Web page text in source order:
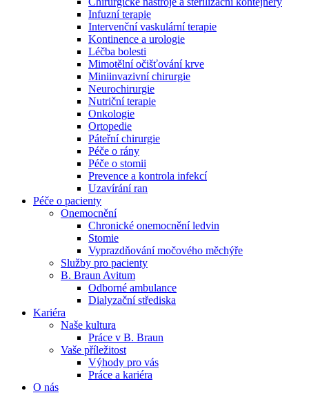
Odborné ambulance
Naše specializované ambulance jsou tu pro vás. Zvolte
specializaci a město, které potřebujete, a objednejte se do naší
ambulance.
Infuzní terapie
Intervenční vaskulární terapie
Kontinence a urologie
Léčba bolesti
Mimotělní očišťování krve
Miniinvazivní chirurgie
Neurochirurgie
Nutriční terapie
Onkologie
Ortopedie
Páteřní chirurgie
Péče o rány
Péče o stomii
Prevence a kontrola infekcí
Uzavírání ran
Péče o pacienty
Onemocnění
Chronické onemocnění ledvin
Stomie
Vyprazdňování močového měchýře
Služby pro pacienty
B. Braun Avitum
Odborné ambulance
Dialyzační střediska
Kariéra
Naše kultura
Práce v B. Braun
Vaše příležitost​
Výhody pro vás
Práce a kariéra
O nás